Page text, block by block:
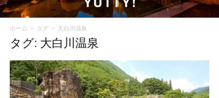
【ユ
ホーム タグ 大白川温泉
タグ: 大白川温泉